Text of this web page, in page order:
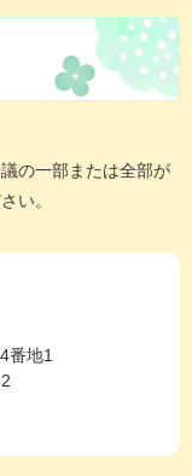
の一部または全部が
い。
番地1